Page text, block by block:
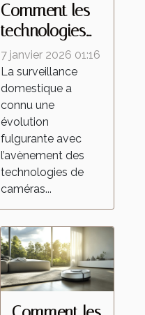
Comment les
technologies
de caméras
espion
transforment la
surveillance
domestique ?
7 janvier 2026 01:16
La surveillance
domestique a
connu une
évolution
fulgurante avec
l’avènement des
technologies de
caméras...